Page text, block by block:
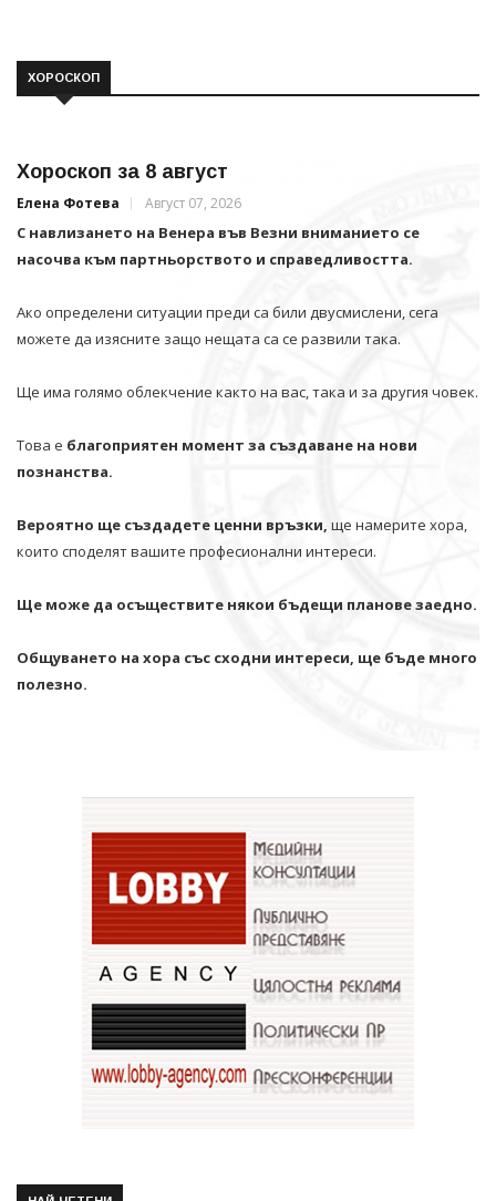
ХОРОСКОП
Хороскоп за 8 август
Елена Фотева Август 07, 2026
С навлизането на Венера във Везни вниманието се
насочва към партньорството и справедливостта.
Ако определени ситуации преди са били двусмислени, сега
можете да изясните защо нещата са се развили така.
Ще има голямо облекчение както на вас, така и за другия човек.
Това е благоприятен момент за създаване на нови
познанства.
Вероятно ще създадете ценни връзки, ще намерите хора,
които споделят вашите професионални интереси.
Ще може да осъществите някои бъдещи планове заедно.
Общуването на хора със сходни интереси, ще бъде много
полезно.